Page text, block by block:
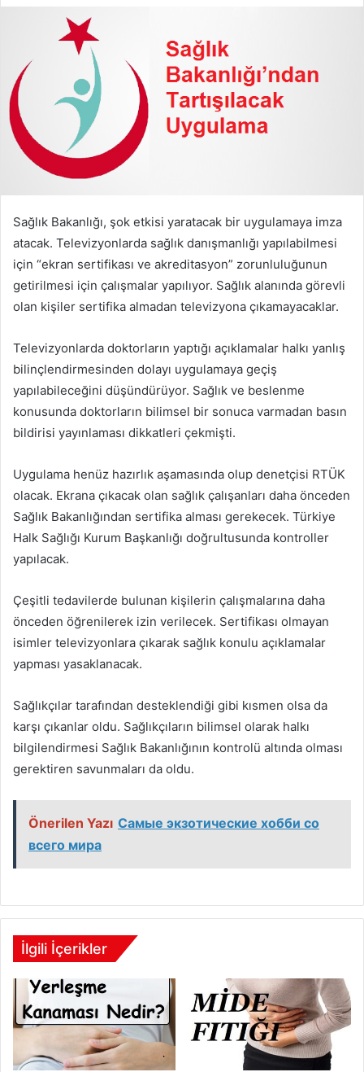
Sağlık Bakanlığı, şok etkisi yaratacak bir uygulamaya imza
atacak. Televizyonlarda sağlık danışmanlığı yapılabilmesi
için “ekran sertifikası ve akreditasyon” zorunluluğunun
getirilmesi için çalışmalar yapılıyor. Sağlık alanında görevli
olan kişiler sertifika almadan televizyona çıkamayacaklar.
Televizyonlarda doktorların yaptığı açıklamalar halkı yanlış
bilinçlendirmesinden dolayı uygulamaya geçiş
yapılabileceğini düşündürüyor. Sağlık ve beslenme
konusunda doktorların bilimsel bir sonuca varmadan basın
bildirisi yayınlaması dikkatleri çekmişti.
Uygulama henüz hazırlık aşamasında olup denetçisi RTÜK
olacak. Ekrana çıkacak olan sağlık çalışanları daha önceden
Sağlık Bakanlığından sertifika alması gerekecek. Türkiye
Halk Sağlığı Kurum Başkanlığı doğrultusunda kontroller
yapılacak.
Çeşitli tedavilerde bulunan kişilerin çalışmalarına daha
önceden öğrenilerek izin verilecek. Sertifikası olmayan
isimler televizyonlara çıkarak sağlık konulu açıklamalar
yapması yasaklanacak.
Sağlıkçılar tarafından desteklendiği gibi kısmen olsa da
karşı çıkanlar oldu. Sağlıkçıların bilimsel olarak halkı
bilgilendirmesi Sağlık Bakanlığının kontrolü altında olması
gerektiren savunmaları da oldu.
Önerilen Yazı Самые экзотические хобби со
всего мира
İlgili İçerikler